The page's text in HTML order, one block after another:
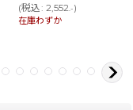
(税込: 2,552 .-)
在庫わずか